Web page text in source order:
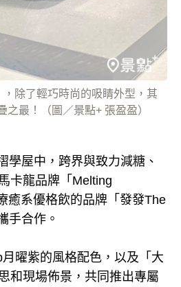
，除了輕巧時尚的吸睛外型，其
之最！（圖／景點+ 張盈盈）
學屋中，跨界與致力減糖、
卡龍品牌「Melting
癒系優格飲的品牌「發發The
手合作。
曜紫的風格配色，以及「大
和現場佈景，共同推出專屬